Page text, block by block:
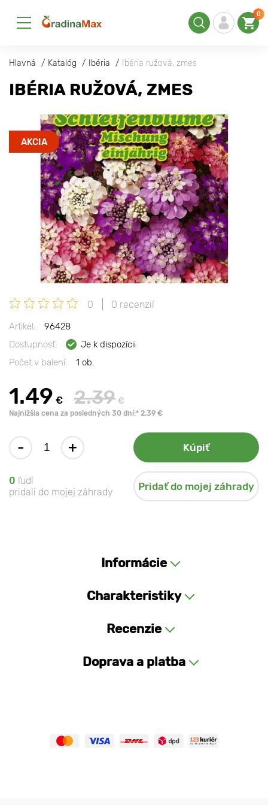
0
Hlavná Katalóg Ibéria Ibéria ružová, zmes
IBÉRIA RUŽOVÁ, ZMES
AKCIA
0 0 recenzií
Artikel:
96428
Dostupnosť:
Je k dispozícii
Počet v balení:
1 ob.
1.49 € 2.39 €
Najnižšia cena za posledných 30 dní:* 2.39 €
- + Kúpiť
0 ľudí
pridali do mojej záhrady
Pridať do mojej záhrady
Informácie
Charakteristiky
Recenzie
Doprava a platba